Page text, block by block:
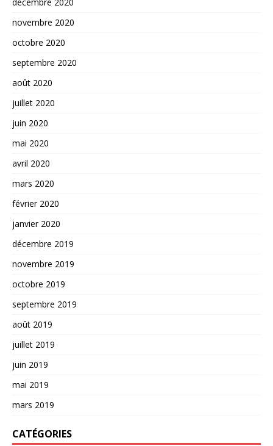
novembre 2020
octobre 2020
septembre 2020
août 2020
juillet 2020
juin 2020
mai 2020
avril 2020
mars 2020
février 2020
janvier 2020
décembre 2019
novembre 2019
octobre 2019
septembre 2019
août 2019
juillet 2019
juin 2019
mai 2019
mars 2019
CATÉGORIES